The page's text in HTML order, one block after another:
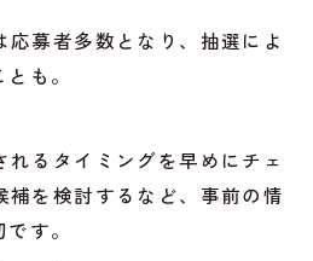
応募者多数となり、抽選によ
も。
れるタイミングを早めにチェ
補を検討するなど、事前の情
す。